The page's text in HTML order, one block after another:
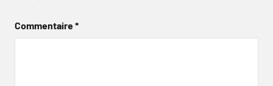
Commentaire*